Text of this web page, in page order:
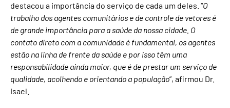
destacou a importância do serviço de cada um deles. “O
trabalho dos agentes comunitários e de controle de vetores é
de grande importância para a saúde da nossa cidade. O
contato direto com a comunidade é fundamental, os agentes
estão na linha de frente da saúde e por isso têm uma
responsabilidade ainda maior, que é de prestar um serviço de
qualidade, acolhendo e orientando a população”, afirmou Dr.
Isael.